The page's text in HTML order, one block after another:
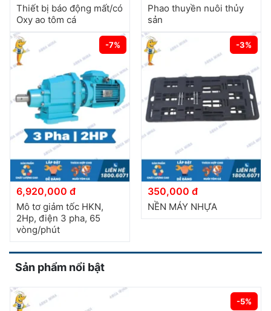
Thiết bị báo động mất/có
Oxy ao tôm cá
Phao thuyền nuôi thủy
sản
-7%
6,920,000 đ
Mô tơ giảm tốc HKN,
2Hp, điện 3 pha, 65
vòng/phút
-3%
350,000 đ
NỀN MÁY NHỰA
Sản phẩm nổi bật
-5%